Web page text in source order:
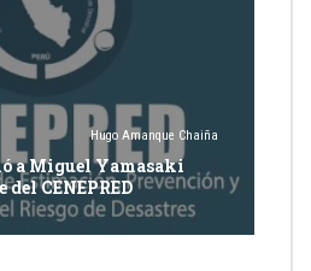
Hugo Amanque Chaiña
a Miguel Yamasaki
CENEPRED